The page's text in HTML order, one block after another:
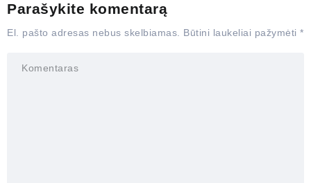
Parašykite komentarą
El. pašto adresas nebus skelbiamas. Būtini laukeliai pažymėti *